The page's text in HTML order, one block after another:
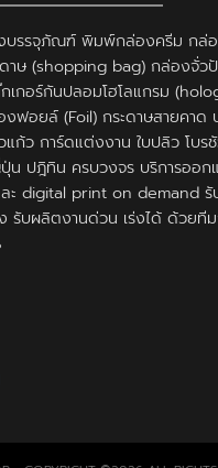
บรรจุภัณฑ์ พิมพ์กล่องครีม กล่
าษ (shopping bag) กล่องจั่ว
กอร์กันปลอมโฮโลแกรม
ฟอยล์ (Foil) กระดาษสายคาด
ก้ว การ์ดแต่งงาน ใบปลิว โบร
น ปฎิทิน ครบวงจร บริการออ
ะ digital print on demand รั
บผลิตงานด่วน เร่งได้ ด้วยที